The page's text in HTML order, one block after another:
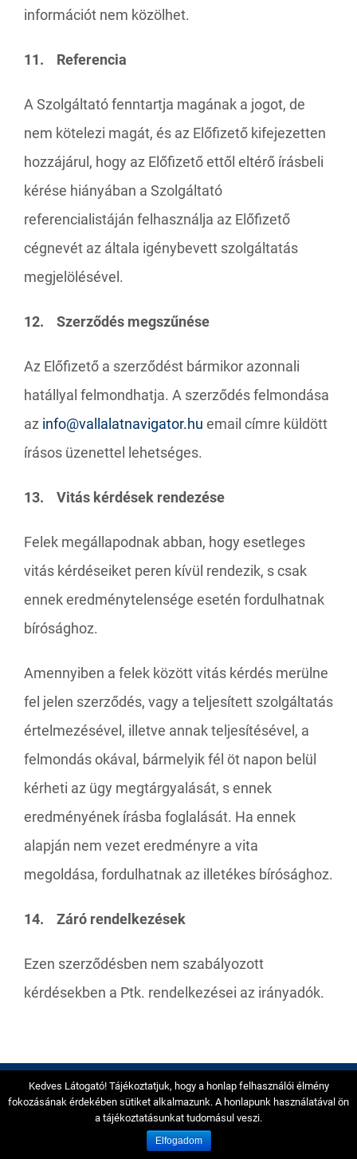
információt nem közölhet.
11. Referencia
A Szolgáltató fenntartja magának a jogot, de
nem kötelezi magát, és az Előfizető kifejezetten
hozzájárul, hogy az Előfizető ettől eltérő írásbeli
kérése hiányában a Szolgáltató
referencialistáján felhasználja az Előfizető
cégnevét az általa igénybevett szolgáltatás
megjelölésével.
12. Szerződés megszűnése
Az Előfizető a szerződést bármikor azonnali
hatállyal felmondhatja. A szerződés felmondása
az info@vallalatnavigator.hu email címre küldött
írásos üzenettel lehetséges.
13. Vitás kérdések rendezése
Felek megállapodnak abban, hogy esetleges
vitás kérdéseiket peren kívül rendezik, s csak
ennek eredménytelensége esetén fordulhatnak
bírósághoz.
Amennyiben a felek között vitás kérdés merülne
fel jelen szerződés, vagy a teljesített szolgáltatás
értelmezésével, illetve annak teljesítésével, a
felmondás okával, bármelyik fél öt napon belül
kérheti az ügy megtárgyalását, s ennek
eredményének írásba foglalását. Ha ennek
alapján nem vezet eredményre a vita
megoldása, fordulhatnak az illetékes bírósághoz.
14. Záró rendelkezések
Ezen szerződésben nem szabályozott
kérdésekben a Ptk. rendelkezései az irányadók.
Főoldal
Kedves Látogató! Tájékoztatjuk, hogy a honlap felhasználói élmény
fokozásának érdekében sütiket alkalmazunk. A honlapunk használatával ön
a tájékoztatásunkat tudomásul veszi.
Elfogadom